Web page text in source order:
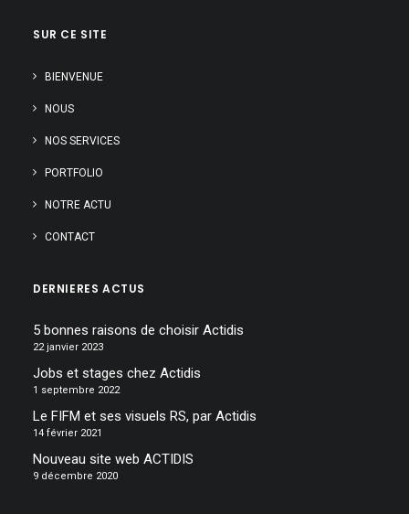
SUR CE SITE
BIENVENUE
NOUS
NOS SERVICES
PORTFOLIO
NOTRE ACTU
CONTACT
DERNIERES ACTUS
5 bonnes raisons de choisir Actidis
22 janvier 2023
Jobs et stages chez Actidis
1 septembre 2022
Le FIFM et ses visuels RS, par Actidis
14 février 2021
Nouveau site web ACTIDIS
9 décembre 2020